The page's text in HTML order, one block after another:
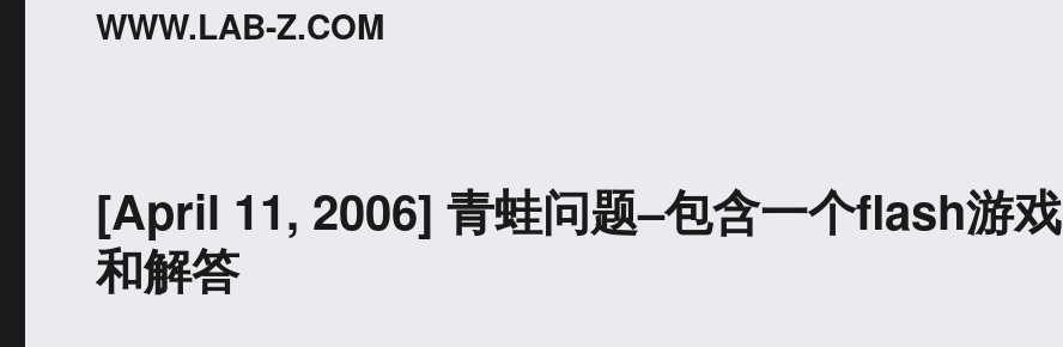
WWW.LAB-Z.COM
[April 11, 2006] 青蛙问题–包含一个flash游戏
和解答